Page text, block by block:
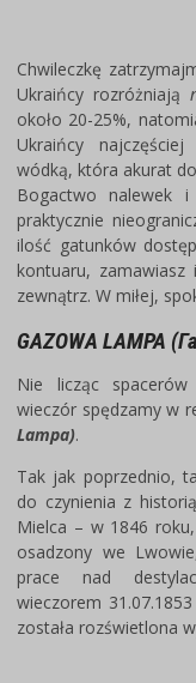
Chwileczkę
Ukraińcy rozróżniają
około 20-25%,
Ukraińcy
wódką, która akurat
Bogactwo nalewek
praktycznie
ilość gatunków
kontuaru,
zewnątrz. W miłej,
GAZOWA LAMPA
Nie licząc
wieczór spędzamy w
Lampa).
Tak jak poprzednio,
do czynienia z
Mielca – w 1846
osadzony we
prace nad
wieczorem
została rozświetlona